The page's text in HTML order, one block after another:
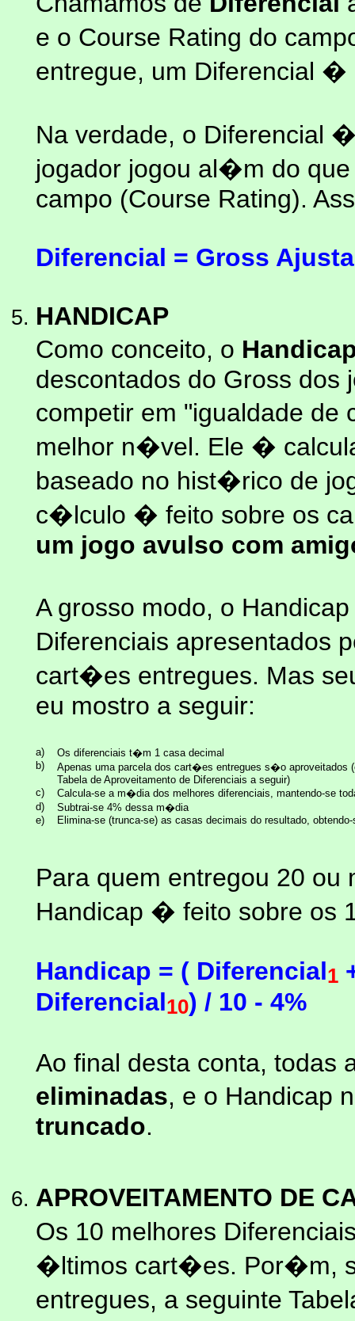
e o Course Rating do
entregue, um Diferencial �
Na verdade, o Diferencial
jogador jogou al�m do
campo (Course Rating).
Diferencial = Gross
HANDICAP
Como conceito, o
descontados do Gross dos
competir em "igualdade
melhor n�vel. Ele �
baseado no hist�rico de
c�lculo � feito sobre os
um jogo avulso com
A grosso modo, o
Diferenciais apresentados
cart�es entregues. Mas
eu mostro a seguir:
a)
Os diferenciais t�m 1 casa decimal
b)
Apenas uma parcela dos cart�es entregues s�o aproveitados
Tabela de Aproveitamento de Diferenciais a seguir)
c)
Calcula-se a m�dia dos melhores diferenciais, mantendo-se
d)
Subtrai-se 4% dessa m�dia
e)
Elimina-se (trunca-se) as casas decimais do resultado,
Para quem entregou 20
Handicap � feito sobre os
Handicap = ( Diferencial1
Diferencial10) / 10 - 4%
Ao final desta conta, todas
eliminadas, e o Handicap
truncado.
APROVEITAMENTO DE
Os 10 melhores
�ltimos cart�es. Por�m,
entregues, a seguinte